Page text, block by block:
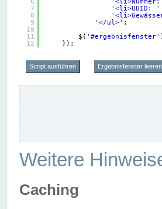
7
8
9
10
11
12
'<li>UUID: '
'</ul>' ;
$( '#ergebnisfenster'
});
Script ausführen Ergebnisfenster leeren
Weitere
Caching